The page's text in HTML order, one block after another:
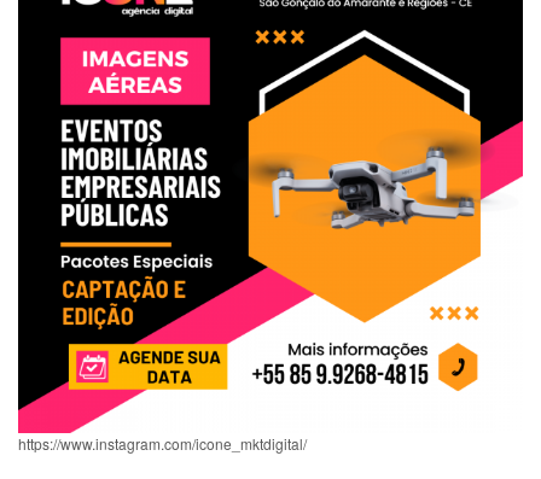
https://www.instagram.com/icone_mktdigital/